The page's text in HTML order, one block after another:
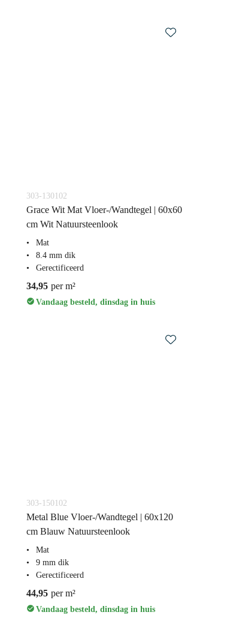
303-130102
Grace Wit Mat Vloer-/Wandtegel | 60x60
cm Wit Natuursteenlook
Mat
8.4 mm dik
Gerectificeerd
34,95 per m²
Vandaag besteld, dinsdag in huis
303-150102
Metal Blue Vloer-/Wandtegel | 60x120
cm Blauw Natuursteenlook
Mat
9 mm dik
Gerectificeerd
44,95 per m²
Vandaag besteld, dinsdag in huis